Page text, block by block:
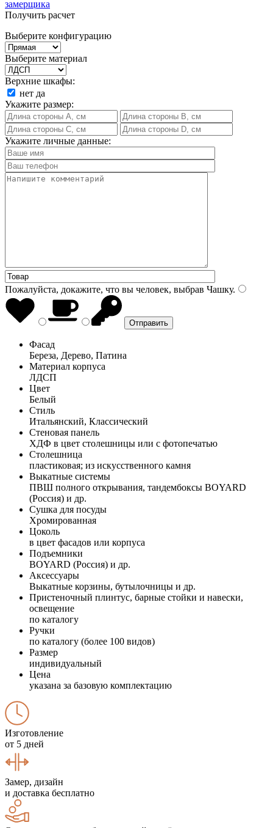
замерщика
Получить расчет
Выберите конфигурацию
Выберите материал
Верхние шкафы:
нет да
Укажите размер:
Укажите личные данные:
Пожалуйста, докажите, что вы человек, выбрав Чашку.
Фасад
Береза, Дерево, Патина
Материал корпуса
ЛДСП
Цвет
Белый
Стиль
Итальянский, Классический
Стеновая панель
ХДФ в цвет столешницы или с фотопечатью
Столешница
пластиковая; из искусственного камня
Выкатные системы
ПВШ полного открывания, тандембоксы BOYARD
(Россия) и др.
Сушка для посуды
Хромированная
Цоколь
в цвет фасадов или корпуса
Подъемники
BOYARD (Россия) и др.
Аксессуары
Выкатные корзины, бутылочницы и др.
Пристеночный плинтус, барные стойки и навески,
освещение
по каталогу
Ручки
по каталогу (более 100 видов)
Размер
индивидуальный
Цена
указана за базовую комплектацию
Изготовление
от 5 дней
Замер, дизайн
и доставка бесплатно